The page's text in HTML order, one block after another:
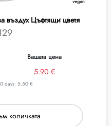
въздух Цъфтящи цветя
Вашата цена
5.90 €
days: 5.50 €
количката